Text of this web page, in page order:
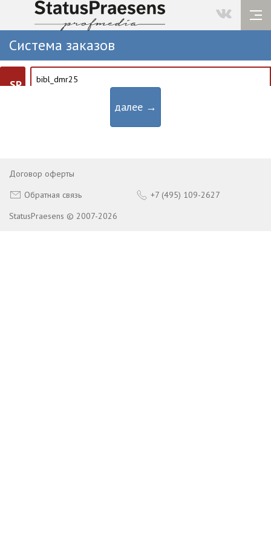
Система заказов
SP
далее →
Договор оферты
Обратная связь
+7 (495) 109-2627
StatusPraesens © 2007-2026